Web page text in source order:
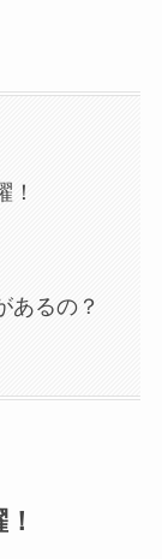
！
あるの？